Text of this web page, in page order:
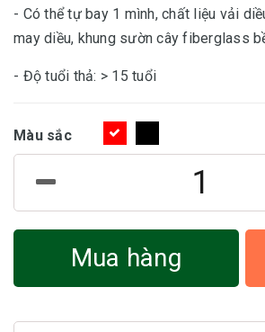
- Có thể tự bay 1 mình, chất liệu vải
may diều, khung sườn cây fiberglass
- Độ tuổi thả: > 15 tuổi
Màu sắc
Mua hàng